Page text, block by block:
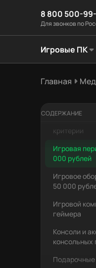
8 800 500-
Для звонков по
Игровые ПК
Главная
СОДЕРЖАНИЕ
критерии
Игровая
000 рублей
Игровое
50 000
Игровой
геймера
Консоли и
консольных
Подарочные